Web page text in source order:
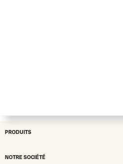
PRODUITS
NOTRE SOCIÉTÉ